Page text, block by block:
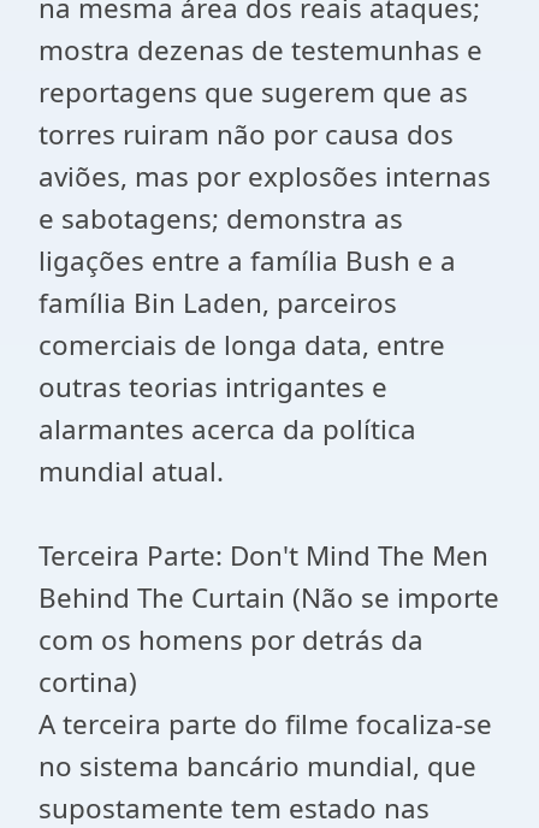
na mesma área dos reais ataques;
mostra dezenas de testemunhas e
reportagens que sugerem que as
torres ruiram não por causa dos
aviões, mas por explosões internas
e sabotagens; demonstra as
ligações entre a família Bush e a
família Bin Laden, parceiros
comerciais de longa data, entre
outras teorias intrigantes e
alarmantes acerca da política
mundial atual.
Terceira Parte: Don't Mind The Men
Behind The Curtain (Não se importe
com os homens por detrás da
cortina)
A terceira parte do filme focaliza-se
no sistema bancário mundial, que
supostamente tem estado nas